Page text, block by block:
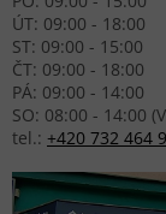
ÚT: 09:00 - 18:00
ST: 09:00 - 15:00
ČT: 09:00 - 18:00
PÁ: 09:00 - 14:00
SO: 08:00 - 14:00
tel.: +420 732 464